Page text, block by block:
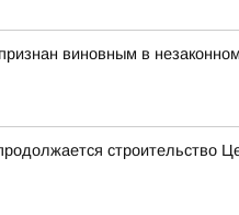
виновным в
строительство